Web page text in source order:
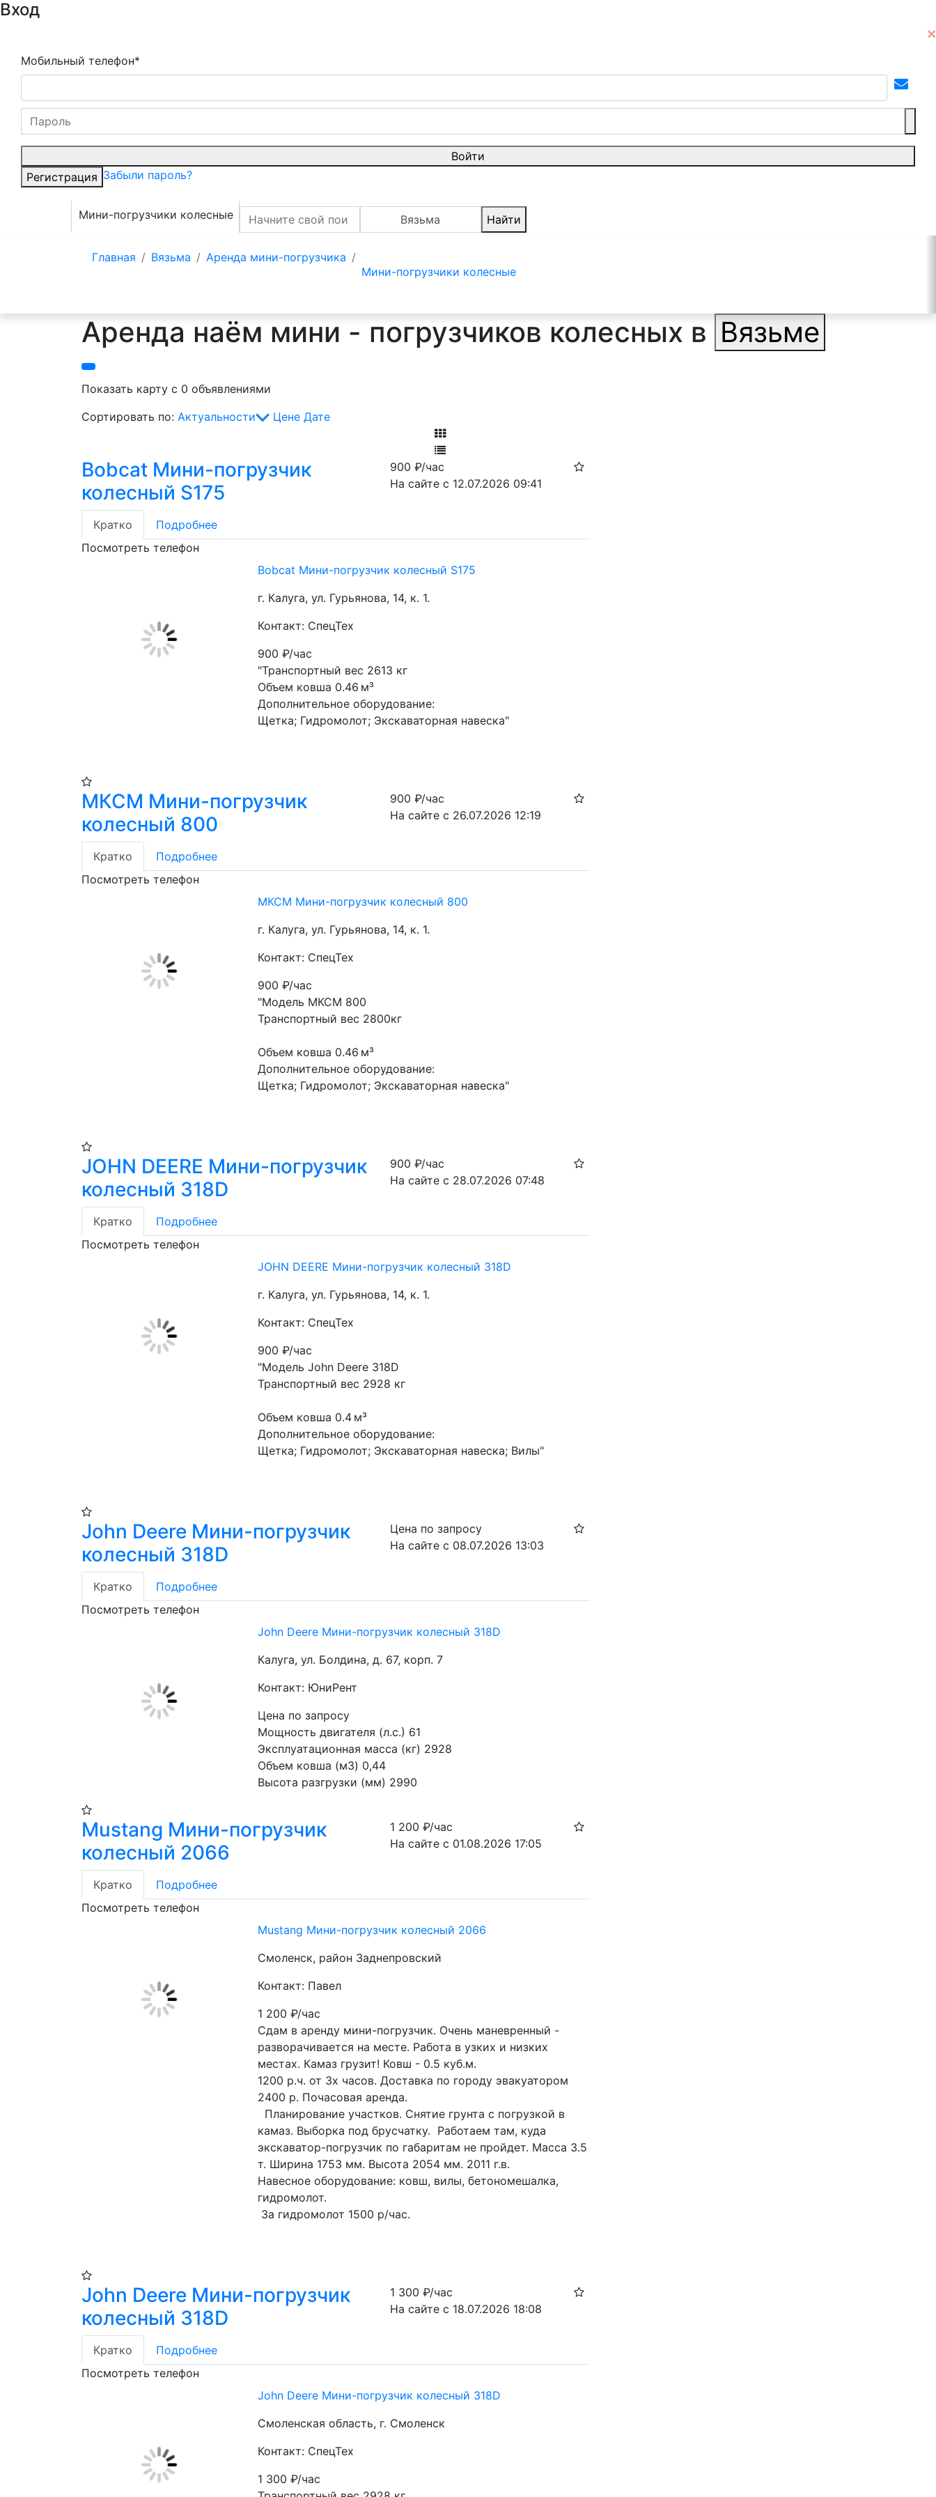
Вход
Мобильный телефон*
Войти
Регистрация Забыли пароль?
Мини-погрузчики колесные Вязьма Найти
Главная Вязьма
Аренда мини-погрузчика
Мини-погрузчики колесные
Аренда наём мини - погрузчиков колесных в Вязьме
Показать карту с 0 объявлениями
Сортировать по: Актуальности Цене Дате
Bobcat Мини-погрузчик
колесный S175
900₽/час
На сайте с 12.07.2026 09:41
Кратко
Подробнее
Посмотреть телефон
Bobcat Мини-погрузчик колесный S175
г. Калуга, ул. Гурьянова, 14, к. 1.
Контакт: СпецТех
900₽/час
"Транспортный вес 2613 кг
Объем ковша 0.46 м³
Дополнительное оборудование:
Щетка; Гидромолот; Экскаваторная навеска"
МКСМ Мини-погрузчик
колесный 800
900₽/час
На сайте с 26.07.2026 12:19
Кратко
Подробнее
Посмотреть телефон
МКСМ Мини-погрузчик колесный 800
г. Калуга, ул. Гурьянова, 14, к. 1.
Контакт: СпецТех
900₽/час
"Модель МКСМ 800
Транспортный вес 2800кг
Объем ковша 0.46 м³
Дополнительное оборудование:
Щетка; Гидромолот; Экскаваторная навеска"
JOHN DEERE Мини-погрузчик
колесный 318D
900₽/час
На сайте с 28.07.2026 07:48
Кратко
Подробнее
Посмотреть телефон
JOHN DEERE Мини-погрузчик колесный 318D
г. Калуга, ул. Гурьянова, 14, к. 1.
Контакт: СпецТех
900₽/час
"Модель John Deere 318D
Транспортный вес 2928 кг
Объем ковша 0.4 м³
Дополнительное оборудование:
Щетка; Гидромолот; Экскаваторная навеска; Вилы"
John Deere Мини-погрузчик
колесный 318D
Цена по запросу
На сайте с 08.07.2026 13:03
Кратко
Подробнее
Посмотреть телефон
John Deere Мини-погрузчик колесный 318D
Калуга, ул. Болдина, д. 67, корп. 7
Контакт: ЮниРент
Цена по запросу
Мощность двигателя (л.с.) 61
Эксплуатационная масса (кг) 2928
Объем ковша (м3) 0,44
Высота разгрузки (мм) 2990
Mustang Мини-погрузчик
колесный 2066
1 200₽/час
На сайте с 01.08.2026 17:05
Кратко
Подробнее
Посмотреть телефон
Mustang Мини-погрузчик колесный 2066
Смоленск, район Заднепровский
Контакт: Павел
1 200₽/час
Сдам в аренду мини-погрузчик. Очень маневренный -
разворачивается на месте. Работа в узких и низких
местах. Камаз грузит! Ковш - 0.5 куб.м.
1200 р.ч. от 3х часов. Доставка по городу эвакуатором
2400 р. Почасовая аренда.
камаз. Выборка под брусчатку.  Работаем там, куда
экскаватор-погрузчик по габаритам не пройдет. Масса 3.5
т. Ширина 1753 мм. Высота 2054 мм. 2011 г.в.
Навесное оборудование: ковш, вилы, бетономешалка,
гидромолот.
За гидромолот 1500 р/час.
John Deere Мини-погрузчик
колесный 318D
1 300₽/час
На сайте с 18.07.2026 18:08
Кратко
Подробнее
Посмотреть телефон
John Deere Мини-погрузчик колесный 318D
Смоленская область, г. Смоленск
Контакт: СпецТех
1 300₽/час